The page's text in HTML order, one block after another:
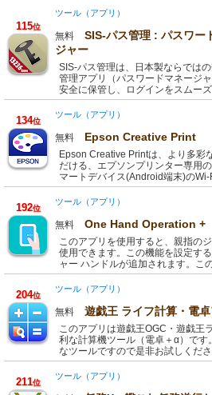
115位
ツール（アプリ）
無料
SIS-パス管理 : パスワー
ジャー
SIS-パス管理は、日本製ならでは
管理アプリ（パスワードマネージ
安全に保管し、ログインをスムー
134位
ツール（アプリ）
無料 Epson Creative Print
Epson Creative Printは、より多彩
だける、エプソンプリンター専用
マートデバイス(Android端末)の
192位
ツール（アプリ）
無料 One Hand Operation +
このアプリを使用すると、親指の
使用できます。この機能を設定す
ャー ハンドルが追加されます。こ
204位
ツール（アプリ）
無料 遊戯王 ライフ計算・電卓
このアプリは遊戯王OGC・遊戯王
利な計算機ツール（電卓＋α）です
なツールですので是非お試しくだ
211位
ツール（アプリ）